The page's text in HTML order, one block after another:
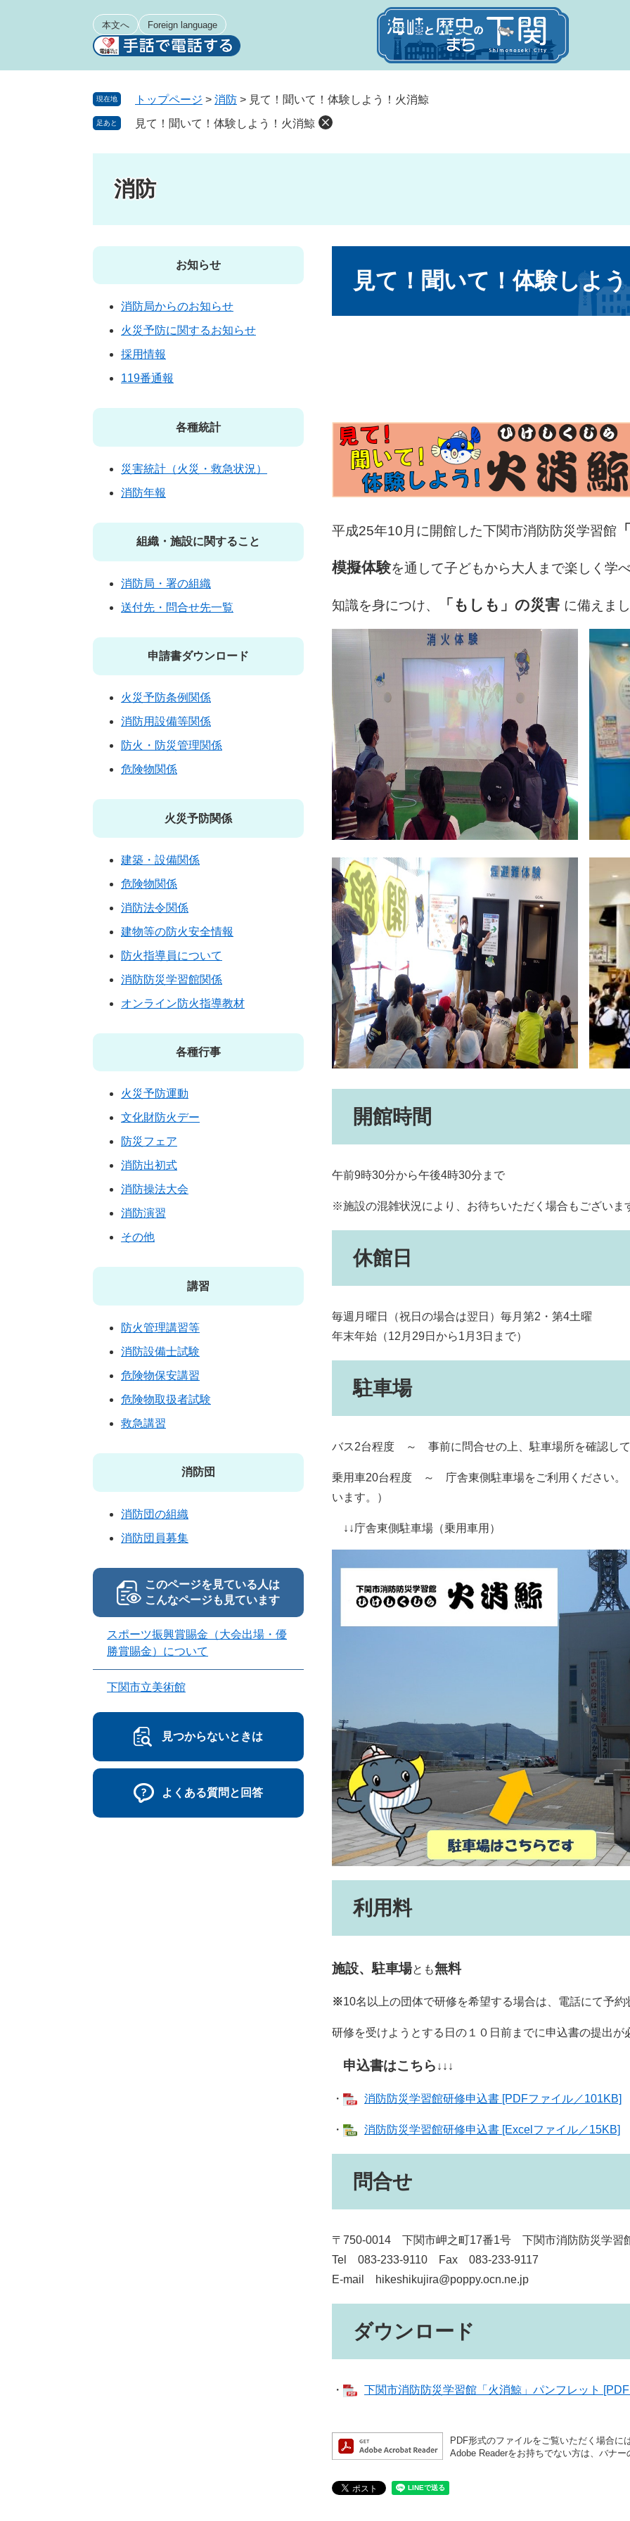
本文へ Foreign language
現在地 トップページ > 消防 > 見て！聞いて！体験しよう！火消鯨
足あと 見て！聞いて！体験しよう！火消鯨
消防
見て！聞いて！体験しよ
平成25年10月に開館した下関市消防防災学習館
模擬体験を通して子どもから大人まで楽しく学
知識を身につけ、 「もしも」の災害 に備えま
開館時間
午前9時30分から午後4時30分まで
※施設の混雑状況により、お待ちいただく場合もございま
休館日
毎週月曜日（祝日の場合は翌日）毎月第2・第4土曜
年末年始（12月29日から1月3日まで）
駐車場
バス2台程度 ～ 事前に問合せの上、駐車場所を確認し
乗用車20台程度 ～ 庁舎東側駐車場をご利用ください。
います。）
↓↓庁舎東側駐車場（乗用車用）
利用料
施設、駐車場とも無料
※10名以上の団体で研修を希望する場合は、電話にて予
研修を受けようとする日の１０日前までに申込書の提出が
申込書はこちら ↓↓↓
・ 消防防災学習館研修申込書 [PDFファイル／101KB]
・ 消防防災学習館研修申込書 [Excelファイル／15KB]
問合せ
〒750-0014 下関市岬之町17番1号 下関市消防防災学習
Tel 083-233-9110 Fax 083-233-9117
E-mail hikeshikujira@poppy.ocn.ne.jp
ダウンロード
・ 下関市消防防災学習館「火消鯨」パンフレット
PDF形式のファイルをご覧いただく場合に
Adobe Readerをお持ちでない方は、バナ
お知らせ
消防局からのお知らせ
火災予防に関するお知らせ
採用情報
119番通報
各種統計
災害統計（火災・救急状況）
消防年報
組織・施設に関すること
消防局・署の組織
送付先・問合せ先一覧
申請書ダウンロード
火災予防条例関係
消防用設備等関係
防火・防災管理関係
危険物関係
火災予防関係
建築・設備関係
危険物関係
消防法令関係
建物等の防火安全情報
防火指導員について
消防防災学習館関係
オンライン防火指導教材
各種行事
火災予防運動
文化財防火デー
防災フェア
消防出初式
消防操法大会
消防演習
その他
講習
防火管理講習等
消防設備士試験
危険物保安講習
危険物取扱者試験
救急講習
消防団
消防団の組織
消防団員募集
このページを見ている人は
こんなページも見ています
スポーツ振興賞賜金（大会出場・優
勝賞賜金）について
下関市立美術館
見つからないときは
よくある質問と回答